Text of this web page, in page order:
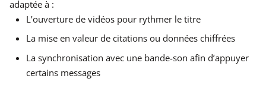
adaptée à :
L’ouverture de vidéos pour rythmer le titre
La mise en valeur de citations ou données chiffrées
La synchronisation avec une bande-son afin d’appuyer
certains messages